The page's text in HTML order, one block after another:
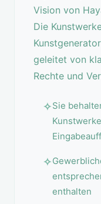
Vision von
Die
geleitet von
Rechte und
Sie
enthalten